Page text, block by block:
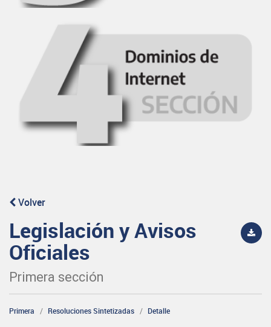
Volver
Legislación y Avisos
Oficiales
Primera sección
Primera Resoluciones Sintetizadas Detalle